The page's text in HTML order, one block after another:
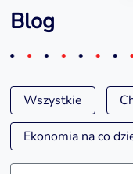
Blog
Wszystkie
Ekonomia na co